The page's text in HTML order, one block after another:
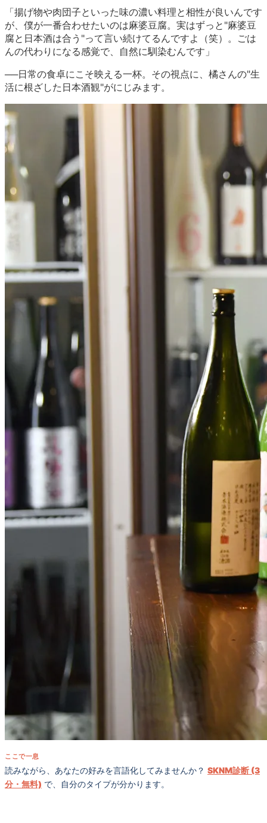
「揚げ物や肉団子といった味の濃い料理と相性が良いんです
が、僕が一番合わせたいのは麻婆豆腐。実はずっと"麻婆豆
腐と日本酒は合う"って言い続けてるんですよ（笑）。ごは
んの代わりになる感覚で、自然に馴染むんです」
──日常の食卓にこそ映える一杯。その視点に、橘さんの"生
活に根ざした日本酒観"がにじみます。
ここで一息
読みながら、あなたの好みを言語化してみませんか？ SKNM診断 (3
分・無料) で、自分のタイプが分かります。